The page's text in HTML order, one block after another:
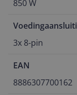
850 W
3x 8-pin
EAN
8886307700162